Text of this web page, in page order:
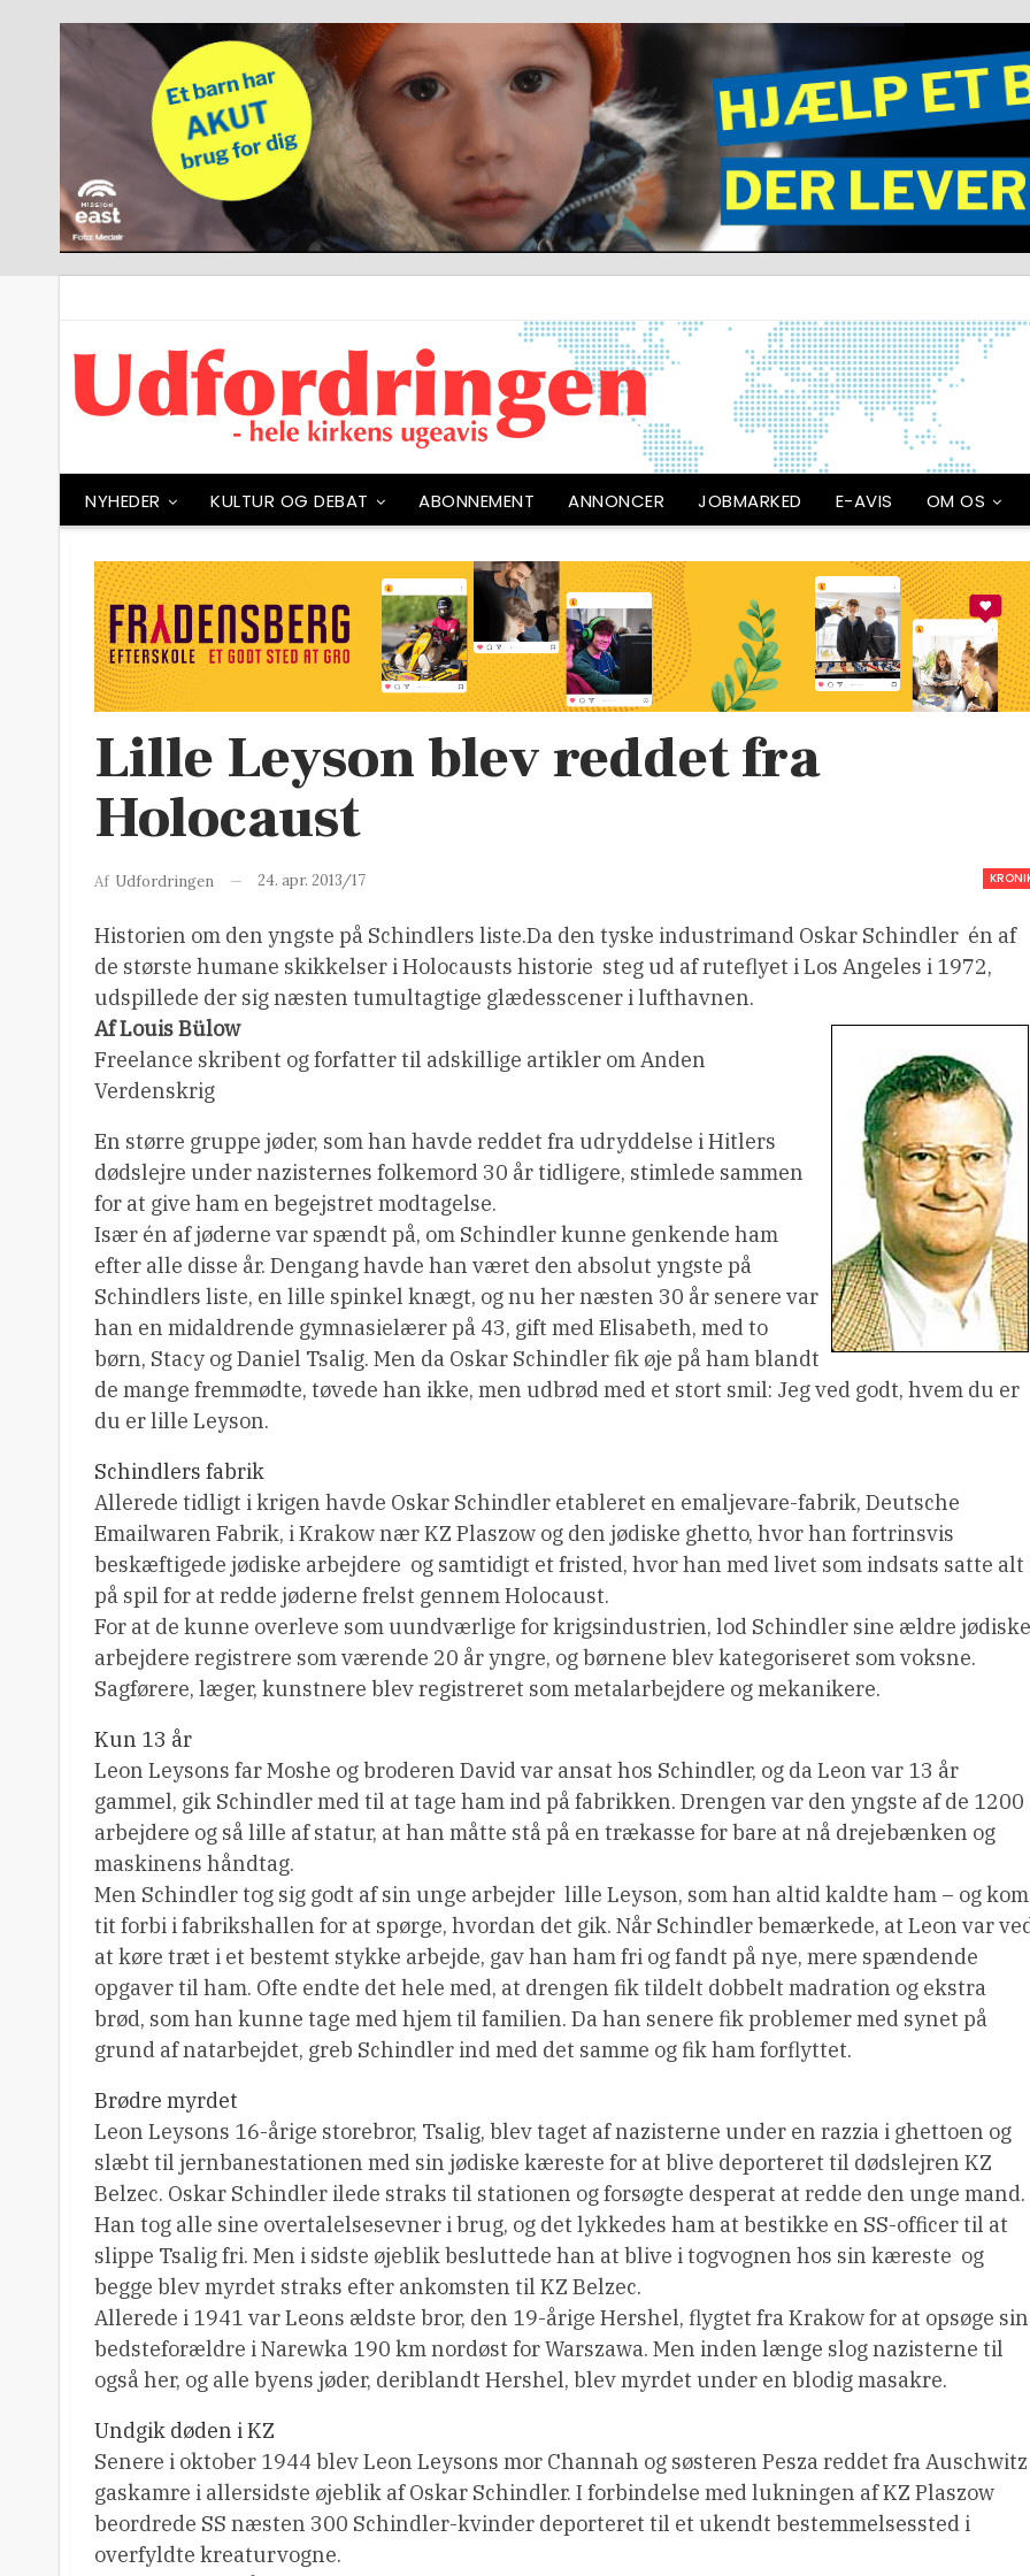
NYHEDER KULTUR OG DEBAT ABONNEMENT ANNONCER JOBMARKED E-AVIS OM OS
Lille Leyson blev reddet fra
Holocaust
Af Udfordringen 24. apr. 2013/17
Historien om den yngste på Schindlers liste.Da den tyske industrimand Oskar Schindler  én af
de største humane skikkelser i Holocausts historie  steg ud af ruteflyet i Los Angeles i 1972,
udspillede der sig næsten tumultagtige glædesscener i lufthavnen.
Af Louis Bülow
Freelance skribent og forfatter til adskillige artikler om Anden
Verdenskrig
En større gruppe jøder, som han havde reddet fra udryddelse i Hitlers
dødslejre under nazisternes folkemord 30 år tidligere, stimlede sammen
for at give ham en begejstret modtagelse.
Især én af jøderne var spændt på, om Schindler kunne genkende ham
efter alle disse år. Dengang havde han været den absolut yngste på
Schindlers liste, en lille spinkel knægt, og nu her næsten 30 år senere var
han en midaldrende gymnasielærer på 43, gift med Elisabeth, med to
børn, Stacy og Daniel Tsalig. Men da Oskar Schindler fik øje på ham blandt
de mange fremmødte, tøvede han ikke, men udbrød med et stort smil: Jeg ved godt, hvem du er 
du er lille Leyson.
Schindlers fabrik
Allerede tidligt i krigen havde Oskar Schindler etableret en emaljevare-fabrik, Deutsche
Emailwaren Fabrik, i Krakow nær KZ Plaszow og den jødiske ghetto, hvor han fortrinsvis
beskæftigede jødiske arbejdere  og samtidigt et fristed, hvor han med livet som indsats satte alt
på spil for at redde jøderne frelst gennem Holocaust.
For at de kunne overleve som uundværlige for krigsindustrien, lod Schindler sine ældre jødiske
arbejdere registrere som værende 20 år yngre, og børnene blev kategoriseret som voksne.
Sagførere, læger, kunstnere blev registreret som metalarbejdere og mekanikere.
Kun 13 år
Leon Leysons far Moshe og broderen David var ansat hos Schindler, og da Leon var 13 år
gammel, gik Schindler med til at tage ham ind på fabrikken. Drengen var den yngste af de 1200
arbejdere og så lille af statur, at han måtte stå på en trækasse for bare at nå drejebænken og
maskinens håndtag.
Men Schindler tog sig godt af sin unge arbejder  lille Leyson, som han altid kaldte ham – og kom
tit forbi i fabrikshallen for at spørge, hvordan det gik. Når Schindler bemærkede, at Leon var
at køre træt i et bestemt stykke arbejde, gav han ham fri og fandt på nye, mere spændende
opgaver til ham. Ofte endte det hele med, at drengen fik tildelt dobbelt madration og ekstra
brød, som han kunne tage med hjem til familien. Da han senere fik problemer med synet på
grund af natarbejdet, greb Schindler ind med det samme og fik ham forflyttet.
Brødre myrdet
Leon Leysons 16-årige storebror, Tsalig, blev taget af nazisterne under en razzia i ghettoen og
slæbt til jernbanestationen med sin jødiske kæreste for at blive deporteret til dødslejren KZ
Belzec. Oskar Schindler ilede straks til stationen og forsøgte desperat at redde den unge mand.
Han tog alle sine overtalelsesevner i brug, og det lykkedes ham at bestikke en SS-officer til at
slippe Tsalig fri. Men i sidste øjeblik besluttede han at blive i togvognen hos sin kæreste  og
begge blev myrdet straks efter ankomsten til KZ Belzec.
Allerede i 1941 var Leons ældste bror, den 19-årige Hershel, flygtet fra Krakow for at opsøge
bedsteforældre i Narewka 190 km nordøst for Warszawa. Men inden længe slog nazisterne til
også her, og alle byens jøder, deriblandt Hershel, blev myrdet under en blodig masakre.
Undgik døden i KZ
Senere i oktober 1944 blev Leon Leysons mor Channah og søsteren Pesza reddet fra Auschwitz
gaskamre i allersidste øjeblik af Oskar Schindler. I forbindelse med lukningen af KZ Plaszow
beordrede SS næsten 300 Schindler-kvinder deporteret til et ukendt bestemmelsessted i
overfyldte kreaturvogne.